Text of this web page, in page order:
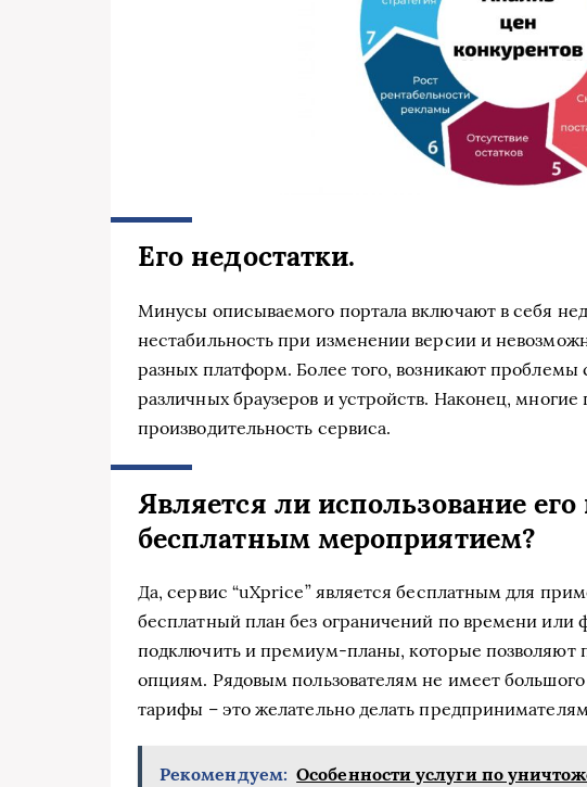
Его недостатки.
Минусы описываемого портала включают в себя
нестабильность при изменении версии и
разных платформ. Более того, возникают
различных браузеров и устройств. Наконец,
производительность сервиса.
Является ли использование
бесплатным мероприятием?
Да, сервис “uXprice” является бесплатным для
бесплатный план без ограничений по времени
подключить и премиум-планы, которые позволяют
опциям. Рядовым пользователям не имеет
тарифы – это желательно делать
Рекомендуем: Особенности услуги по